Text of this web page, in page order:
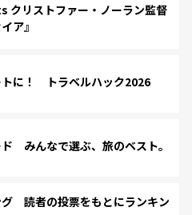
クリストファー・ノーラン監督
ア』
トに！ トラベルハック2026
みんなで選ぶ、旅のベスト。
読者の投票をもとにランキン